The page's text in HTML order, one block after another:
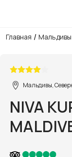
Главная / Мальдивы
Мальдивы,
NIVA